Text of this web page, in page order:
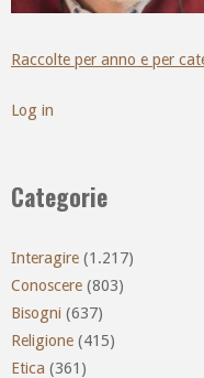
Raccolte per anno e per
Log in
Categorie
Interagire (1.217)
Conoscere (803)
Bisogni (637)
Religione (415)
Etica (361)